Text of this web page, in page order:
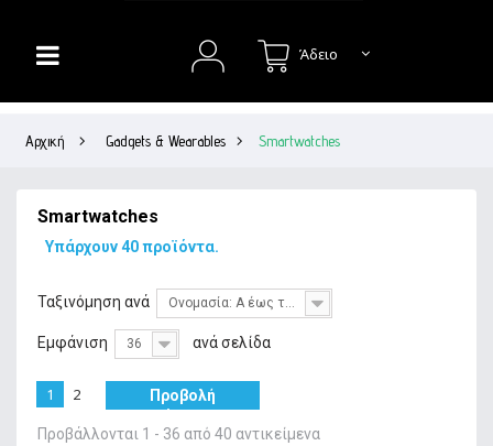
Άδειο
ΘΉΚΕΣ
ΣΤΑΘΕΡΉ ΤΗΛΕΦΩΝΊΑ
Αρχική > Gadgets & Wearables > Smartwatches
Smartwatches
Υπάρχουν 40 προϊόντα.
Ταξινόμηση ανά Ονομασία: Α έως το Ω
Εμφάνιση 36 ανά σελίδα
Προβολή
1 2
Προβάλλονται 1 - 36 από 40 αντικείμενα